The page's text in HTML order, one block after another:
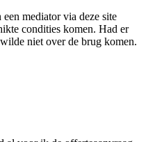
mediator via deze site
condities komen. Had er
niet over de brug komen.